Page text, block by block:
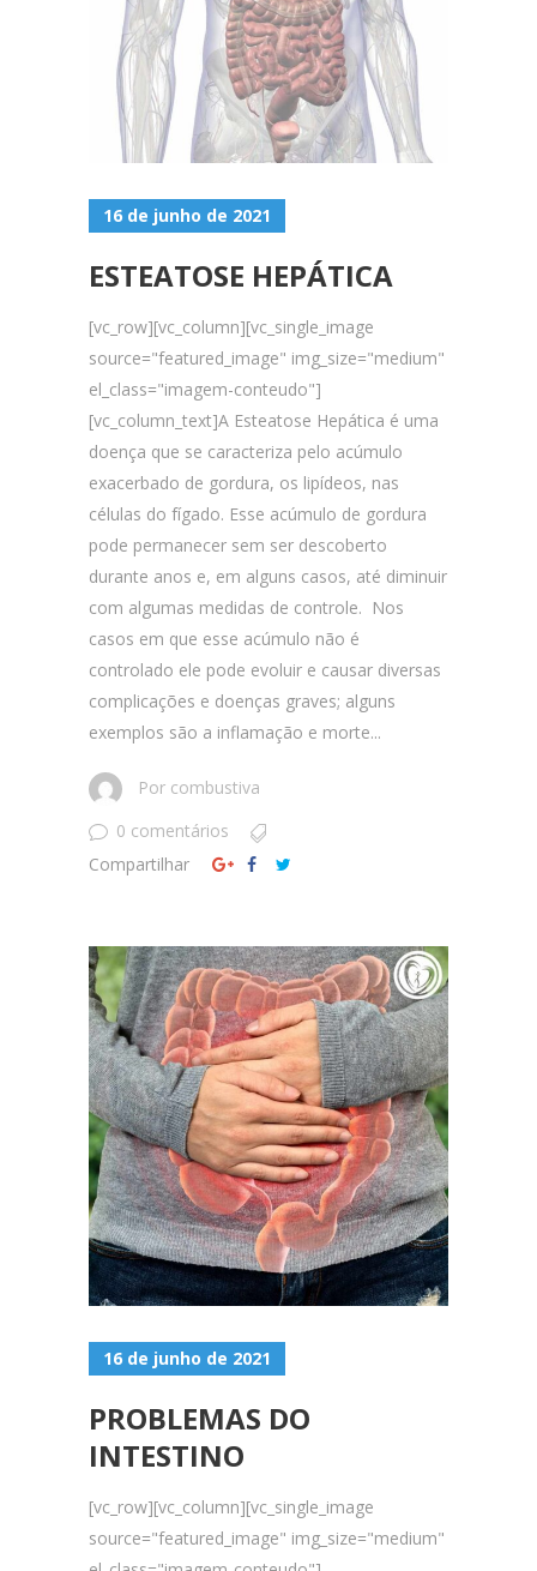
16 de junho de 2021
ESTEATOSE HEPÁTICA
[vc_row][vc_column][vc_single_image
source="featured_image" img_size="medium"
el_class="imagem-conteudo"]
[vc_column_text]A Esteatose Hepática é uma
doença que se caracteriza pelo acúmulo
exacerbado de gordura, os lipídeos, nas
células do fígado. Esse acúmulo de gordura
pode permanecer sem ser descoberto
durante anos e, em alguns casos, até diminuir
com algumas medidas de controle. Nos
casos em que esse acúmulo não é
controlado ele pode evoluir e causar diversas
complicações e doenças graves; alguns
exemplos são a inflamação e morte...
Por combustiva
0 comentários
Compartilhar
16 de junho de 2021
PROBLEMAS DO
INTESTINO
[vc_row][vc_column][vc_single_image
source="featured_image" img_size="medium"